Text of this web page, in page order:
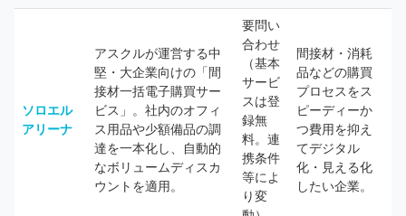
ソロエル
アリーナ
アスクルが運営する中
堅・大企業向けの「間
接材一括電子購買サー
ビス」。社内のオフィ
ス用品や少額備品の調
達を一本化し、自動的
なボリュームディスカ
ウントを適用。
要問い
合わせ
（基本
サービ
スは登
録無
料。連
携条件
等によ
り変
間接材・消耗
品などの購買
プロセスをス
ピーディーか
つ費用を抑え
てデジタル
化・見える化
したい企業。